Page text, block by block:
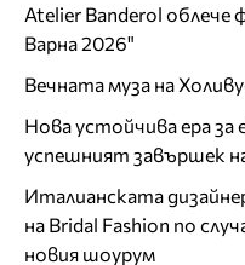
Atelier Banderol
Варна 2026"
Вечната муза на
Нова устойчива ера за
успешният завършек
Италианската
на Bridal Fashion по
новия шоурум